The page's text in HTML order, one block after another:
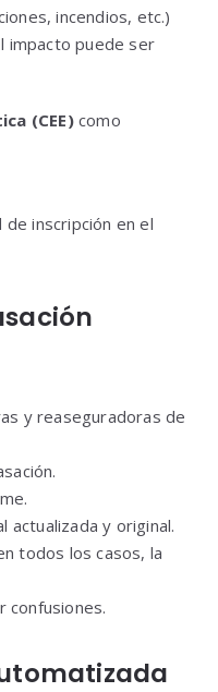
incendios, etc.)
impacto puede ser
(CEE)como
inscripción en el
y reaseguradoras de
actualizada y original.
todos los casos, la
confusiones.